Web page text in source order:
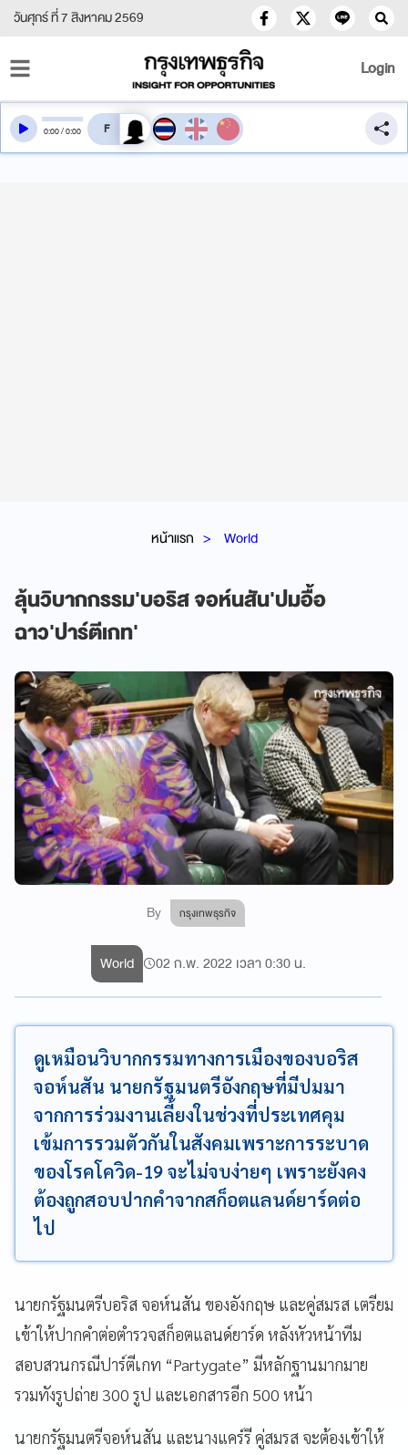
วันศุกร์ ที่ 7 สิงหาคม 2569
Login
หน้าแรก World
ลุ้นวิบากกรรม'บอริส จอห์นสัน'ปมอื้อ
ฉาว'ปาร์ตีเกท'
By กรุงเทพธุรกิจ
0:00/0:00 สลับเสียงอ่าน
World 02 ก.พ. 2022 เวลา 0:30 น.
ดูเหมือนวิบากกรรมทางการเมืองของบอริส
จอห์นสัน นายกรัฐมนตรีอังกฤษที่มีปมมา
จากการร่วมงานเลี้ยงในช่วงที่ประเทศคุม
เข้มการรวมตัวกันในสังคมเพราะการระบาด
ของโรคโควิด-19 จะไม่จบง่ายๆ เพราะยังคง
ต้องถูกสอบปากคำจากสก็อตแลนด์ยาร์ดต่อ
ไป
นายกรัฐมนตรีบอริส จอห์นสัน ของอังกฤษ และคู่สมรส เตรียม
เข้าให้ปากคำต่อตำรวจสก็อตแลนด์ยาร์ด หลังหัวหน้าทีม
สอบสวนกรณีปาร์ตีเกท “Partygate” มีหลักฐานมากมาย
รวมทังรูปถ่าย 300 รูป และเอกสารอีก 500 หน้า
นายกรัฐมนตรีจอห์นสัน และนางแคร์รี คู่สมรส จะต้องเข้าให้